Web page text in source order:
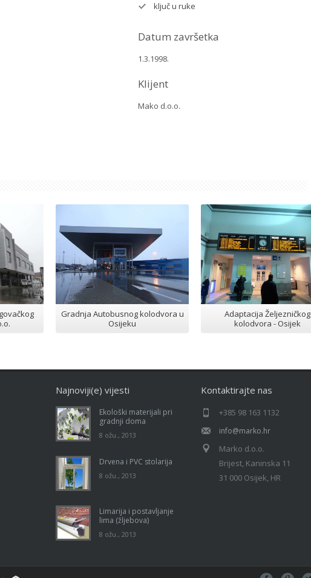
ključ u ruke
Datum završetka
1.3.1998.
Klijent
Mako d.o.o.
Gradnja Autobusnog kolodvora u
Osijeku
Adaptacija Željezničkog
kolodvora - Osijek
Najnoviji(e) vijesti
Ekološki materijali pri
gradnji doma
8 ožu., 2013
Drvena i PVC stolarija
8 ožu., 2013
Limarija i postavljanje
lima (žljebova)
8 ožu., 2013
Kontaktirajte nas
+385 98 163 1132
info@marko.hr
Marko d.o.o.
Brijest, Kaninska 11
31 000 Osijek, HR